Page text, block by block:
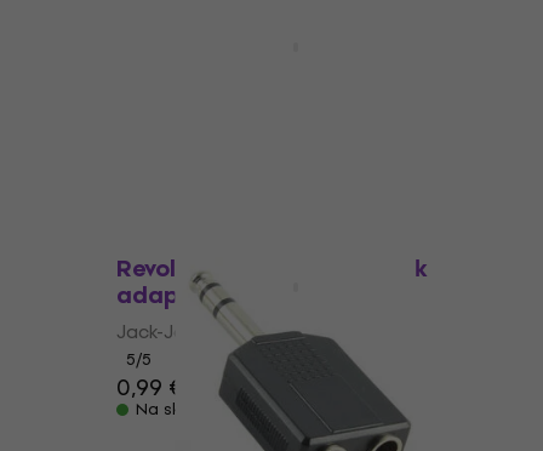
Revoltage HASM Jack-Jack
adapter
Jack-Jack adapter
5/5
0,99 €
Na skladištu